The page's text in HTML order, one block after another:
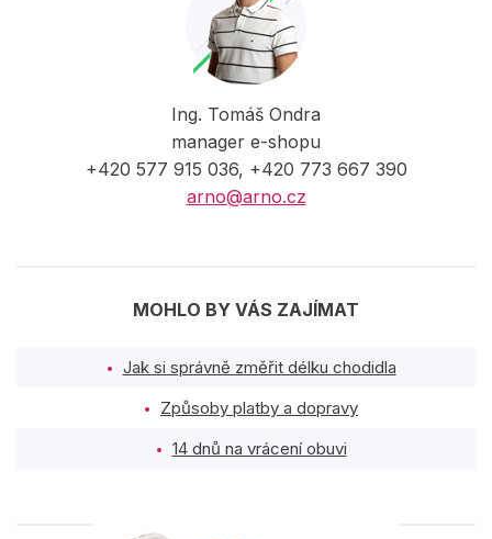
Ing. Tomáš Ondra
manager e-shopu
+420 577 915 036, +420 773 667 390
arno@arno.cz
MOHLO BY VÁS ZAJÍMAT
Jak si správně změřit délku chodidla
Způsoby platby a dopravy
14 dnů na vrácení obuvi